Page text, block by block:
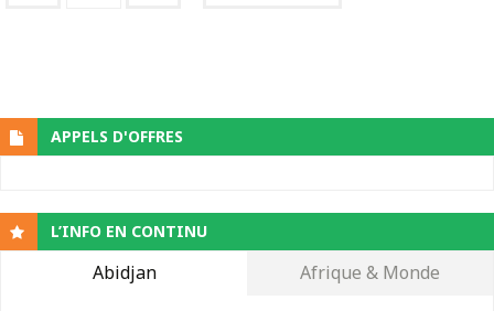
APPELS D'OFFRES
L’INFO EN CONTINU
Abidjan Afrique & Monde